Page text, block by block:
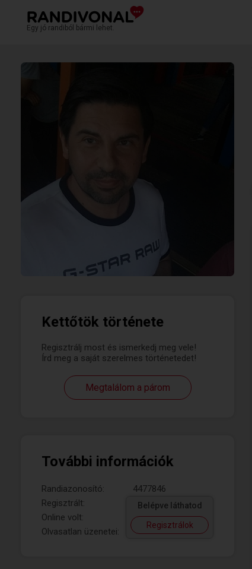
Egy jó randiból bármi lehet.
Kettőtök története
Regisztrálj most és ismerkedj meg vele!
Írd meg a saját szerelmes történetedet!
Megtalálom a párom
További információk
Randiazonosító:
4477846
Regisztrált:
Online volt:
Olvasatlan üzenetei:
Belépve láthatod
Regisztrálok